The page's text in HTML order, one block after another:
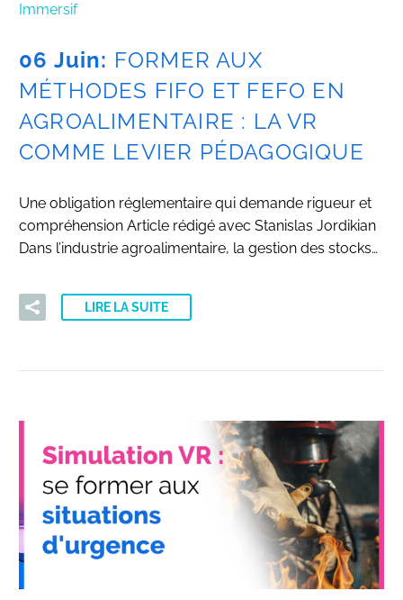
Immersif
06 Juin: FORMER AUX
MÉTHODES FIFO ET FEFO EN
AGROALIMENTAIRE : LA VR
COMME LEVIER PÉDAGOGIQUE
Une obligation réglementaire qui demande rigueur et
compréhension Article rédigé avec Stanislas Jordikian
Dans l’industrie agroalimentaire, la gestion des stocks…
LIRE LA SUITE